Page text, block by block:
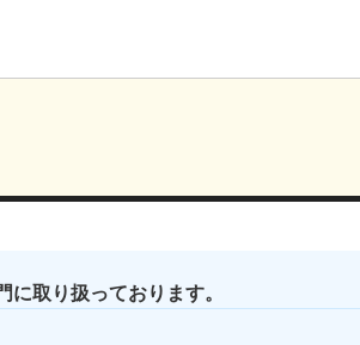
取り扱っております。